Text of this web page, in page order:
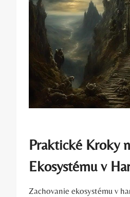
Praktické Kroky
Ekosystému v
Zachovanie ekosystému v